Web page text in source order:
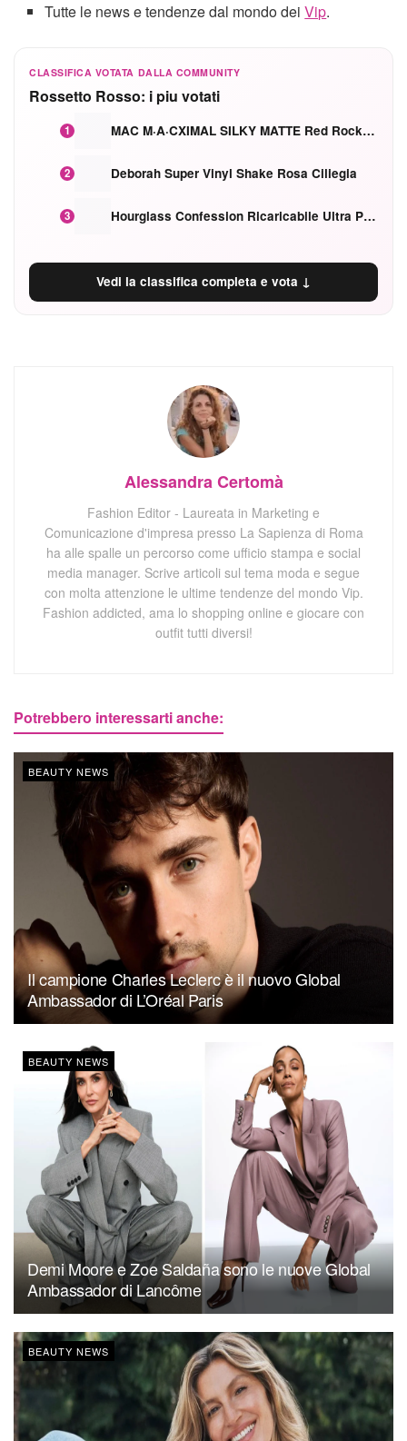
Tutte le news e tendenze dal mondo deiVip.
CLASSIFICA VOTATA DALLA COMMUNITY
Rossetto Rosso: i piu votati
1 MAC M·A·CXIMAL SILKY MATTE Red Rock mat
2 Deborah Super Vinyl Shake Rosa Ciliegia
3 Hourglass Confession Ricaricabile Ultra Preciso Ad Alta Intensità Secretly Classic Red
Vedi la classifica completa e vota ↓
Alessandra Certomà
Fashion Editor - Laureata in Marketing e
Comunicazione d'impresa presso La Sapienza di Roma
ha alle spalle un percorso come ufficio stampa e social
media manager. Scrive articoli sul tema moda e segue
con molta attenzione le ultime tendenze del mondo Vip.
Fashion addicted, ama lo shopping online e giocare con
outfit tutti diversi!
Potrebbero interessarti anche:
BEAUTY NEWS
Il campione Charles Leclerc è il nuovo Global
Ambassador di L’Oréal Paris
BEAUTY NEWS
Demi Moore e Zoe Saldaña sono le nuove Global
Ambassador di Lancôme
BEAUTY NEWS